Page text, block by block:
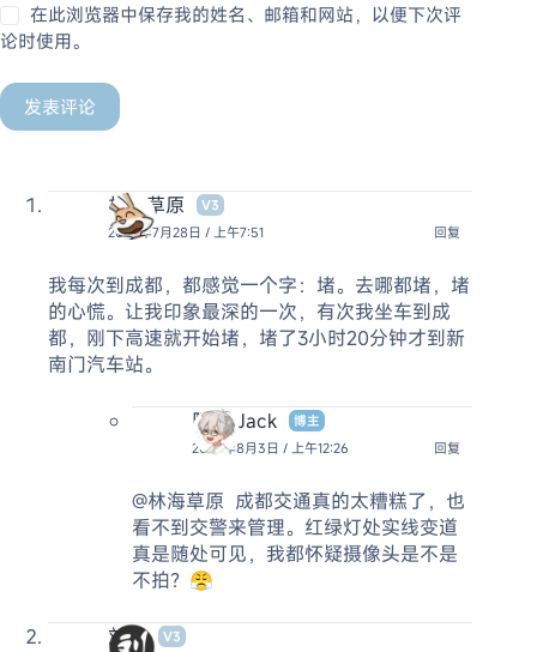
在此浏览器中保存我的姓名、邮箱和网站，以便下次评
论时使用。
发表评论
林海草原
V3
2026年7月28日 / 上午7:51
回复
我每次到成都，都感觉一个字：堵。去哪都堵，堵
的心慌。让我印象最深的一次，有次我坐车到成
都，刚下高速就开始堵，堵了3小时20分钟才到新
南门汽车站。
阿杰 Jack
博主
2026年8月3日 / 上午12:26
回复
@林海草原 成都交通真的太糟糕了，也
看不到交警来管理。红绿灯处实线变道
真是随处可见，我都怀疑摄像头是不是
不拍？😤
刘郎
V3